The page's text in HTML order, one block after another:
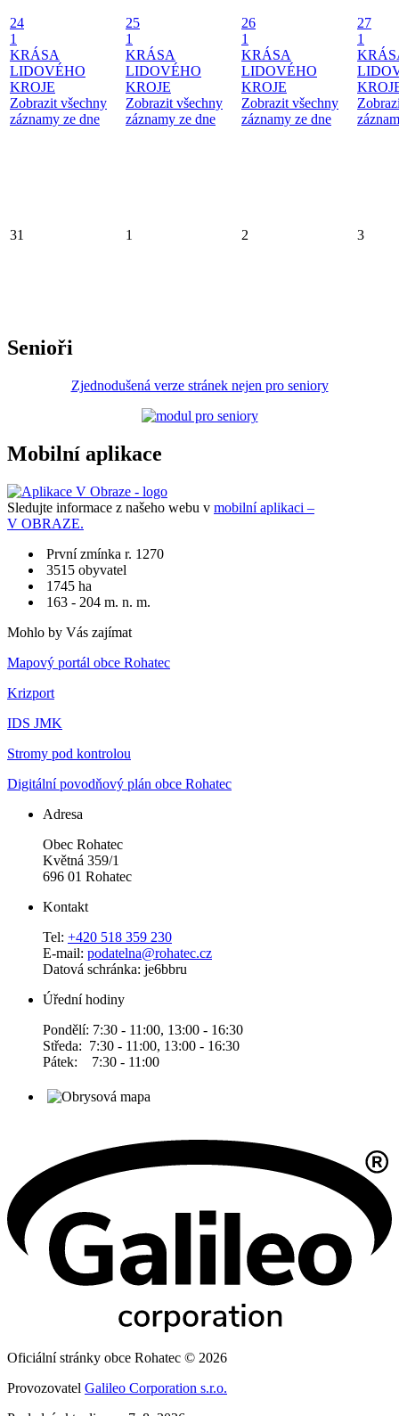
24
1
KRÁSA
LIDOVÉHO
KROJE
Zobrazit všechny
záznamy ze dne
25
1
KRÁSA
LIDOVÉHO
KROJE
Zobrazit všechny
záznamy ze dne
26
1
KRÁSA
LIDOVÉHO
KROJE
Zobrazit všechny
záznamy ze dne
27
1
31 1 2 3
Senioři
Zjednodušená verze stránek nejen pro seniory
Mobilní aplikace
Sledujte informace z našeho webu v mobilní aplikaci –
V OBRAZE.
První zmínka r. 1270
3515 obyvatel
1745 ha
163 - 204 m. n. m.
Mohlo by Vás zajímat
Mapový portál obce Rohatec
Krizport
IDS JMK
Stromy pod kontrolou
Digitální povodňový plán obce Rohatec
Adresa
Obec Rohatec
Květná 359/1
696 01 Rohatec
Kontakt
Tel: +420 518 359 230
E-mail: podatelna@rohatec.cz
Datová schránka: je6bbru
Úřední hodiny
Pondělí: 7:30 - 11:00, 13:00 - 16:30
Středa: 7:30 - 11:00, 13:00 - 16:30
Pátek: 7:30 - 11:00
Oficiální stránky obce Rohatec © 2026
Provozovatel Galileo Corporation s.r.o.